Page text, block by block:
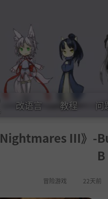
改语言 教程 问
III》-
B
冒险游戏 22天前